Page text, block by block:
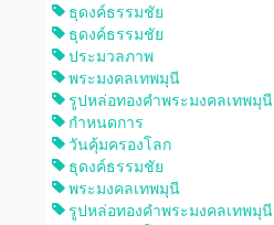
ธุดงค์ธรรมชัย
ธุดงค์ธรรมชัย
ประมวลภาพ
พระมงคลเทพมุนี
รูปหล่อทองคำพระมงคลเทพมุนี
กำหนดการ
วันคุ้มครองโลก
ธุดงค์ธรรมชัย
พระมงคลเทพมุนี
รูปหล่อทองคำพระมงคลเทพมุนี